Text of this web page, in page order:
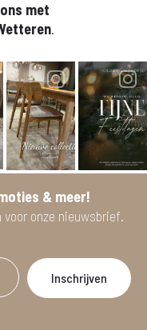
met
.
& meer!
onze nieuwsbrief.